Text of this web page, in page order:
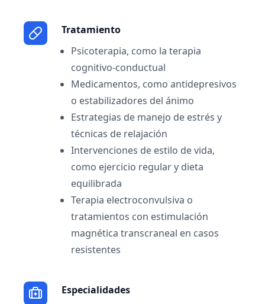
Tratamiento
Psicoterapia, como la terapia
cognitivo-conductual
Medicamentos, como antidepresivos
o estabilizadores del ánimo
Estrategias de manejo de estrés y
técnicas de relajación
Intervenciones de estilo de vida,
como ejercicio regular y dieta
equilibrada
Terapia electroconvulsiva o
tratamientos con estimulación
magnética transcraneal en casos
resistentes
Especialidades